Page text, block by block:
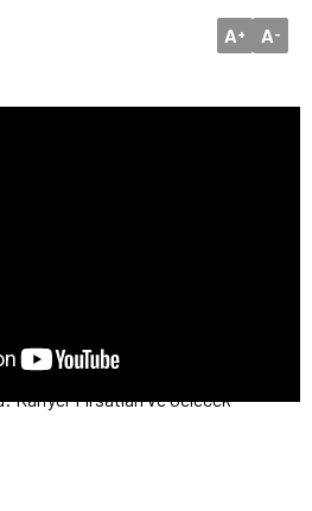
A+ A-
Kariyer Fırsatları ve Gelecek